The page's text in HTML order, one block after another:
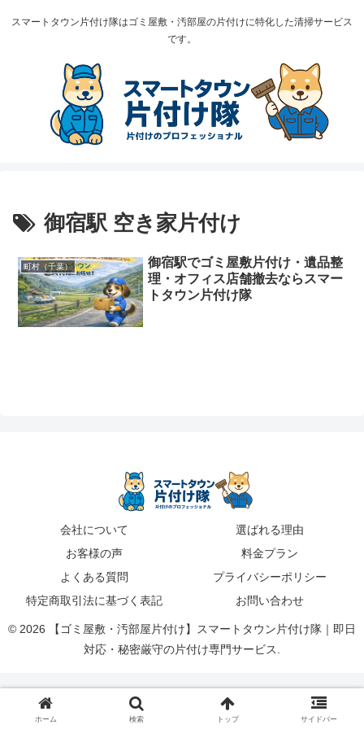
スマートタウン片付け隊はゴミ屋敷・汚部屋の片付けに特化した清掃サービス
です。
御宿駅 空き家片付け
町村（千葉）
御宿駅でゴミ屋敷片付け・遺品整
理・オフィス店舗撤去ならスマー
トタウン片付け隊
会社について
選ばれる理由
お客様の声
料金プラン
よくある質問
プライバシーポリシー
特定商取引法に基づく表記
お問い合わせ
© 2026 【ゴミ屋敷・汚部屋片付け】スマートタウン片付け隊｜即日
対応・秘密厳守の片付け専門サービス.
ホーム 検索 トップ サイドバー